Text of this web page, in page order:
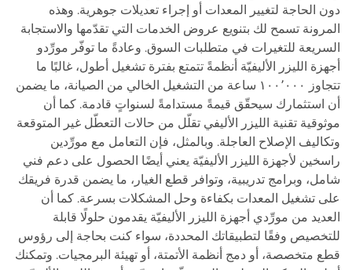
دون الحاجة لتغيير المعدات أو إجراء تعديلات جوهرية. وهذه
المرونة تسمح لك بتنويع عروض الخدمات التي تقدّمها والاستجابة
السريعة للتغيرات في متطلبات السوق. وعادةً ما توفّر مورِّدو
أجهزة الليزر الأليفيّة أنظمةً تتمتع بفترة تشغيل أطول، غالبًا ما
تتجاوز ١٠٠٬٠٠٠ ساعة من التشغيل الخالي من الصيانة، ما يضمن
أن استثمارك سيحقّق قيمةً مستدامةً لسنواتٍ قادمة. كما أن
موثوقية تقنية الليزر الأليفي تقلّل من حالات التعطّل غير المتوقعة
وتكاليف الإصلاح العاجلة. وبالمثل، فإن التعامل مع مورِّدين
راسخين لأجهزة الليزر الأليفيّة يعني أيضًا الحصول على دعم فني
شامل، وبرامج تدريبية، وتوافر قطع الغيار، ما يضمن قدرة فريقك
على تشغيل المعدات بكفاءة وحل المشكلات بسرعة. كما أن
العديد من مورِّدي أجهزة الليزر الأليفيّة يقدمون حلولًا قابلة
للتخصيص وفقًا لتطبيقاتك المحددة، سواء كنت بحاجة إلى رؤوس
قطع متخصصة، أو دمج أنظمة الأتمتة، أو تهيئة البرمجيات. وتمكنك